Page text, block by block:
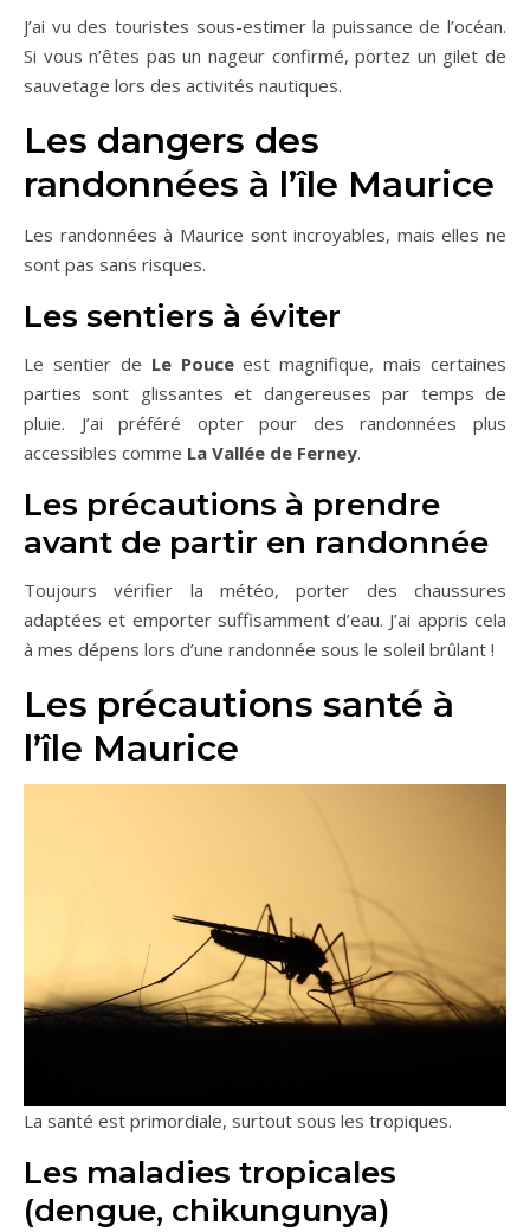
J’ai vu des touristes sous-estimer la puissance de l’océan.
Si vous n’êtes pas un nageur confirmé, portez un gilet de
sauvetage lors des activités nautiques.
Les dangers des
randonnées à l’île Maurice
Les randonnées à Maurice sont incroyables, mais elles ne
sont pas sans risques.
Les sentiers à éviter
Le sentier de Le Pouceest magnifique, mais certaines
parties sont glissantes et dangereuses par temps de
pluie. J’ai préféré opter pour des randonnées plus
accessibles comme La Vallée de Ferney.
Les précautions à prendre
avant de partir en randonnée
Toujours vérifier la météo, porter des chaussures
adaptées et emporter suffisamment d’eau. J’ai appris cela
à mes dépens lors d’une randonnée sous le soleil brûlant !
Les précautions santé à
l’île Maurice
La santé est primordiale, surtout sous les tropiques.
Les maladies tropicales
(dengue, chikungunya)